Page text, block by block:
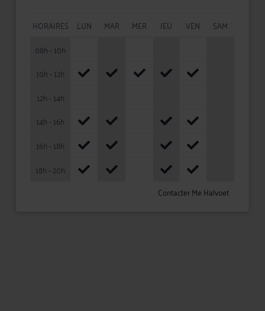
HORAIRES LUN MAR MER JEU VEN
SAM
08h - 10h
10h - 12h
12h - 14h
14h - 16h
16h - 18h
18h - 20h
Contacter Me Halvoet